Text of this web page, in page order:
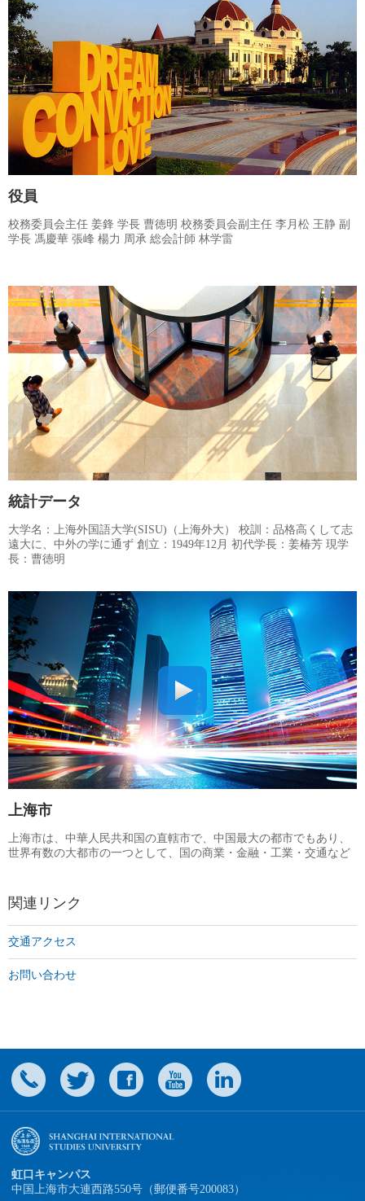
役員
校務委員会主任 姜鋒 学長 曹徳明 校務委員会副主任 李月松 王静 副
学長 馮慶華 張峰 楊力 周承 総会計師 林学雷
統計データ
大学名：上海外国語大学(SISU)（上海外大） 校訓：品格高くして志
遠大に、中外の学に通ず 創立：1949年12月 初代学長：姜椿芳 現学
長：曹徳明
上海市
上海市は、中華人民共和国の直轄市で、中国最大の都市でもあり、
世界有数の大都市の一つとして、国の商業・金融・工業・交通など
関連リンク
交通アクセス
お問い合わせ
虹口キャンパス
中国上海市大連西路550号（郵便番号200083）